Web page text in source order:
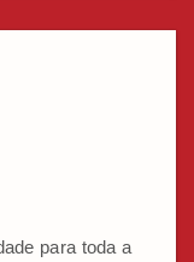
para toda a